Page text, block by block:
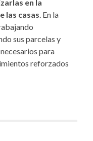
en la
las casas. En la
sus parcelas y
para
reforzados